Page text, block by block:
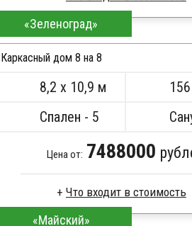
Пиломатериал камерной сушки
Стропила, балки 50х200 мм
Кровля металлочерепица
Сборка на березовые нагеля, джут
Металлические сваи 108 диаметр
ПОДРОБНЕЕ
«Зеленоград»
Каркасный дом 8 на 8
8,2 х 10,9 м
Спален - 5
Цена от: 7488000
Пиломатериал камерной сушки
«Майский»